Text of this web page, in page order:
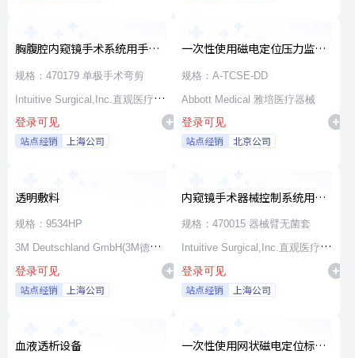
胸腹腔内窥镜手术系统用手术
器械
规格：470179 单极手术弯剪
Intuitive Surgical,Inc.直观医疗公
司
登录可见
站点经销 上海公司
一次性使用磁电定位压力监测
消融导管
规格：A-TCSE-DD
Abbott Medical 雅培医疗器械
登录可见
站点经销 北京公司
透明敷料
规格：9534HP
3M Deutschland GmbH(3M德国
公司)
登录可见
站点经销 上海公司
内窥镜手术器械控制系统用无
源器械和附件
规格：470015 器械臂无菌套
Intuitive Surgical,Inc.直观医疗公
司
登录可见
站点经销 上海公司
血液透析设备
一次性使用网状磁电定位标测